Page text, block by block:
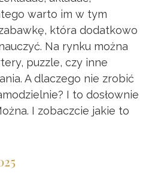
warto im w tym
która dodatkowo
Na rynku można
puzzle, czy inne
A dlaczego nie zrobić
I to dosłownie
I zobaczcie jakie to